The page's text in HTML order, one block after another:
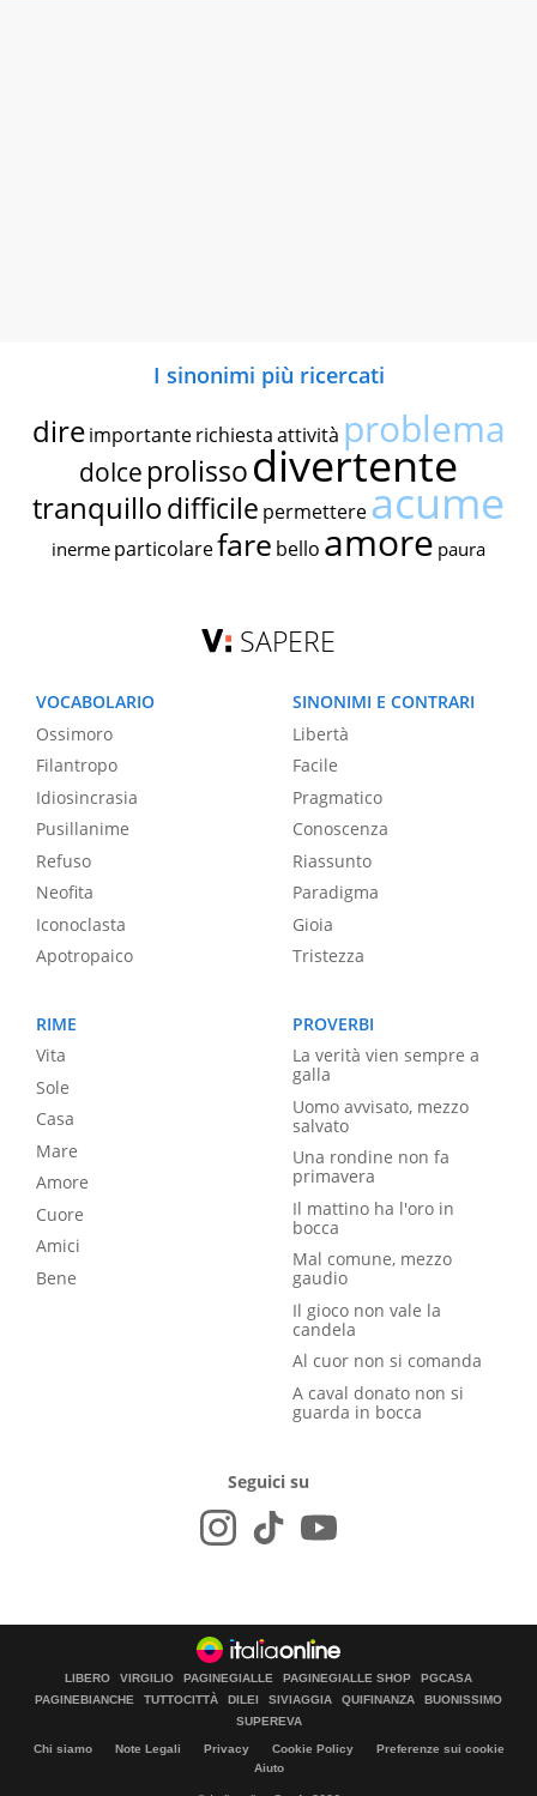
I sinonimi più ricercati
dire importante richiestaattività problema
dolce prolissodivertente
tranquillodifficile permettereacume
inerme particolarefare bello amore paura
SAPERE
VOCABOLARIO
Ossimoro
Filantropo
Idiosincrasia
Pusillanime
Refuso
Neofita
Iconoclasta
Apotropaico
SINONIMI E CONTRARI
Libertà
Facile
Pragmatico
Conoscenza
Riassunto
Paradigma
Gioia
Tristezza
RIME
Vita
Sole
Casa
Mare
Amore
Cuore
Amici
Bene
PROVERBI
La verità vien sempre a
galla
Uomo avvisato, mezzo
salvato
Una rondine non fa
primavera
Il mattino ha l'oro in
bocca
Mal comune, mezzo
gaudio
Il gioco non vale la
candela
Al cuor non si comanda
A caval donato non si
guarda in bocca
Seguici su
LIBERO VIRGILIO PAGINEGIALLE PAGINEGIALLE SHOP
PGCASA
PAGINEBIANCHE
TUTTOCITTÀ DILEI SIVIAGGIA QUIFINANZA
BUONISSIMO
SUPEREVA
Chi siamo Note Legali Privacy Cookie Policy
Preferenze sui cookie
Aiuto